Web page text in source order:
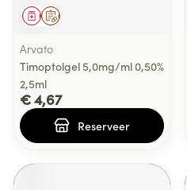
Op voorschrift
Geneesmiddel
Arvato
Timoptolgel 5,0mg/ml 0,50%
2,5ml
€ 4,67
Reserveer